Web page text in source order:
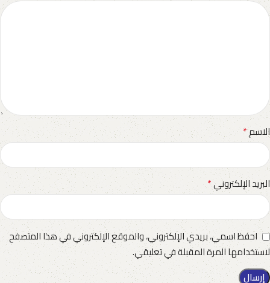
الاسم*
البريد الإلكتروني*
احفظ اسمي، بريدي الإلكتروني، والموقع الإلكتروني في هذا المتصفح
لاستخدامها المرة المقبلة في تعليقي.